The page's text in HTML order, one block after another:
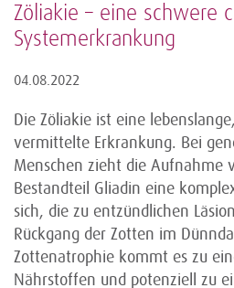
Zöliakie – eine schwere
Systemerkrankung
04.08.2022
Die Zöliakie ist eine
vermittelte Erkrankung. Bei
Menschen zieht die Aufnahme
Bestandteil Gliadin eine
sich, die zu entzündlichen
Rückgang der Zotten im
Zottenatrophie kommt es zu
Nährstoffen und potenziell zu